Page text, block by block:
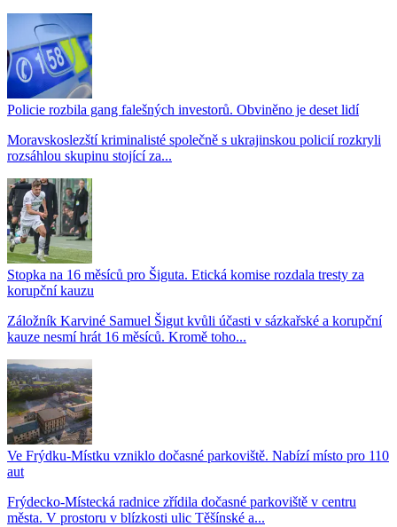
Policie rozbila gang falešných investorů. Obviněno je deset lidí
Moravskoslezští kriminalisté společně s ukrajinskou policií rozkryli
rozsáhlou skupinu stojící za...
Stopka na 16 měsíců pro Šiguta. Etická komise rozdala tresty za
korupční kauzu
Záložník Karviné Samuel Šigut kvůli účasti v sázkařské a korupční
kauze nesmí hrát 16 měsíců. Kromě toho...
Ve Frýdku-Místku vzniklo dočasné parkoviště. Nabízí místo pro 110
aut
Frýdecko-Místecká radnice zřídila dočasné parkoviště v centru
města. V prostoru v blízkosti ulic Těšínské a...